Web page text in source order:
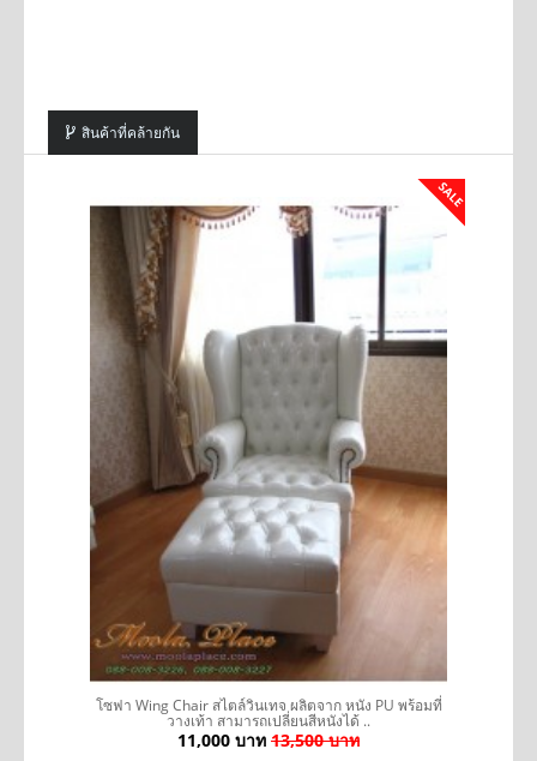
สินค้าที่คล้ายกัน
SALE
โซฟา Wing Chair สไตล์วินเทจ ผลิตจาก หนัง PU พร้อมที่
วางเท้า สามารถเปลี่ยนสีหนังได้ ..
11,000 บาท 13,500 บาท